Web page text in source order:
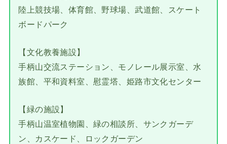
陸上競技場、体育館、野球場、武道館、スケート
ボードパーク
【文化教養施設】
手柄山交流ステーション、モノレール展示室、水
族館、平和資料室、慰霊塔、姫路市文化センター
【緑の施設】
手柄山温室植物園、緑の相談所、サンクガーデ
ン、カスケード、ロックガーデン